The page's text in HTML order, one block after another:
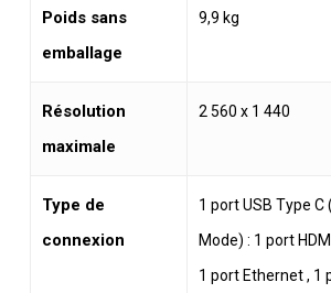
Poids sans
emballage
9,9 kg
Résolution
maximale
2 560 x 1 440
Type de
connexion
1 port USB Type C
Mode) : 1 port
1 port Ethernet , 1